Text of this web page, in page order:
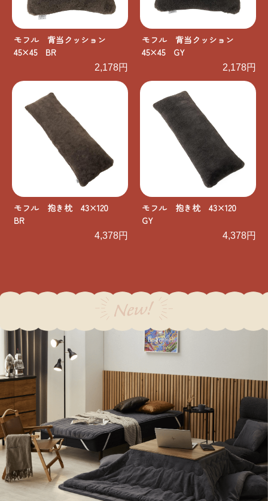
モフル 背当クッション
45×45 BR
2,178円
モフル 背当クッション
45×45 GY
2,178円
モフル 抱き枕 43×120
BR
4,378円
モフル 抱き枕 43×120
GY
4,378円